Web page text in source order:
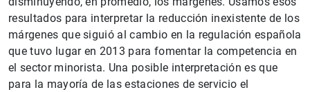
resultados para interpretar la reducción inexistente de los
márgenes que siguió al cambio en la regulación española
que tuvo lugar en 2013 para fomentar la competencia en
el sector minorista. Una posible interpretación es que
para la mayoría de las estaciones de servicio el